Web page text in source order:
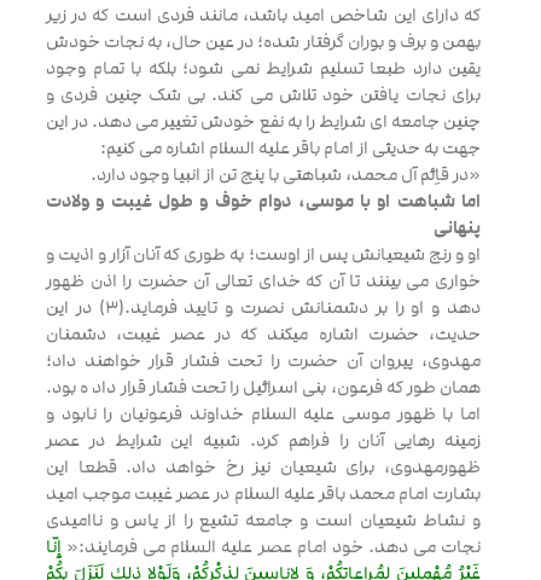
که دارای این شاخص امید باشد، مانند فردی است که در زیر
بهمن و برف و بوران گرفتار شده؛ در عین حال، به نجات خودش
یقین دارد طبعا تسلیم شرایط نمی شود؛ بلکه با تمام وجود
برای نجات یافتن خود تلاش می کند. بی شک چنین فردی و
چنین جامعه ای شرایط را به نفع خودش تغییر می دهد. در این
جهت به حدیثی از امام باقر علیه السلام اشاره می کنیم:
«در قاِئم آل محمد، شباهتی با پنج تن از انبیا وجود دارد.
اما شباهت او با موسی، دوام خوف و طول غیبت و ولادت
پنهانی
او و رنج شیعیانش پس از اوست؛ به طوری که آنان آزار و اذیت و
خواری می بینند تا آن که خدای تعالی آن حضرت را اذن ظهور
دهد و او را بر دشمنانش نصرت و تایید فرماید.(3) در این
حدیث، حضرت اشاره میکند که در عصر غیبت، دشمنان
مهدوی، پیروان آن حضرت را تحت فشار قرار خواهند داد؛
همان طور که فرعون، بنی اسرائیل را تحت فشار قرار داد ه بود.
اما با ظهور موسی علیه السلام خداوند فرعونیان را نابود و
زمینه رهایی آنان را فراهم کرد. شبیه این شرایط در عصر
ظهورمهدوی، برای شیعیان نیز رخ خواهد داد. قطعا این
بشارت امام محمد باقر علیه السلام در عصر غیبت موجب امید
و نشاط شیعیان است و جامعه تشیع را از یاس و ناامیدی
نجات می دهد. خود امام عصر علیه السلام می فرمایند:« إنّا
غَيْرُ مُهْمِلينَ لِمُراعاتِكُمْ، وَ لاناسينَ لِذِكْرِكُمْ، وَلَوْلا ذلِك لَنَزَلَ بِكُمْ